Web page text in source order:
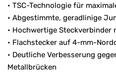
• TSC-Technologie für
• Abgestimmte, geradlinige
• Hochwertige Steckverbinder
• Flachstecker auf 4-mm-
• Deutliche Verbesserung
Metallbrücken